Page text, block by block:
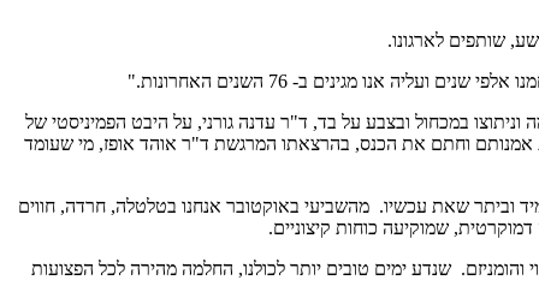
אנו מגינים ב- 76 השנים האחרונות."
במכחול ובצבע על בד, ד"ר עדנה גורני, על היבט הפמיניסטי של
אמנותם וחתם את הכנס, בהרצאתו המרגשת ד"ר אוהד אופז, מי שעומד
וביתר שאת עכשיו. מהשביעי באוקטובר אנחנו בטלטלה, חרדה, חווים
שמוקיעה כוחות קיצוניים.
אמנות, חופש הביטוי והומניזם. שנדע ימים טובים יותר לכולנו, החלמה מהירה לכל הפצועות